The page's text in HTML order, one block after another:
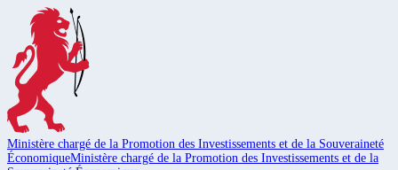
Ministère chargé de la Promotion des Investissements et de la Souveraineté
ÉconomiqueMinistère chargé de la Promotion des Investissements et de la